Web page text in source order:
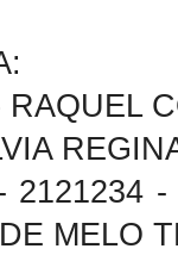
2121234
MELO